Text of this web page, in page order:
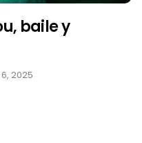
baile y
2025